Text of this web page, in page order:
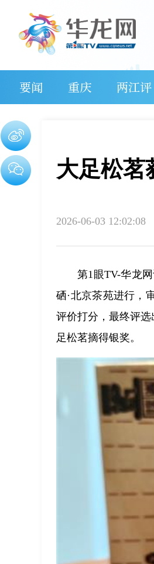
要闻 重庆 两江评
大足松茗
2026-06-03 12:02:08
第1眼TV-华龙
硒·北京茶苑进行，
评价打分，最终评
足松茗摘得银奖。